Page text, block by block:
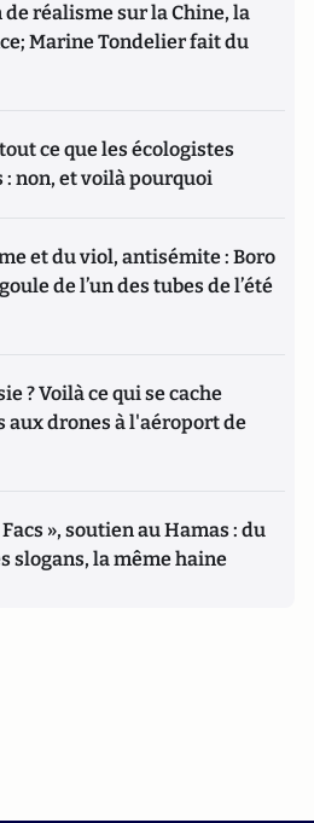
réalisme sur la Chine, la
Marine Tondelier fait du
ce que les écologistes
non, et voilà pourquoi
et du viol, antisémite : Boro
de l’un des tubes de l’été
? Voilà ce qui se cache
aux drones à l'aéroport de
», soutien au Hamas : du
slogans, la même haine